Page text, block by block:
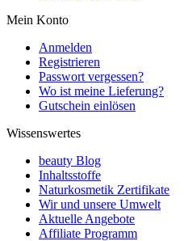
Mein Konto
Anmelden
Registrieren
Passwort vergessen?
Wo ist meine Lieferung?
Gutschein einlösen
Wissenswertes
beauty Blog
Inhaltsstoffe
Naturkosmetik Zertifikate
Wir und unsere Umwelt
Aktuelle Angebote
Affiliate Programm